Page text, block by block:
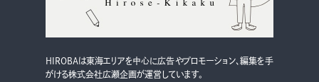
HIROBAは東海エリアを中心に広告やプロモーション、編集を手
がける株式会社広瀬企画が運営しています。